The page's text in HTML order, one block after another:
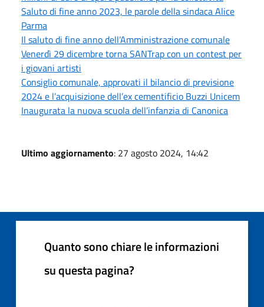
Saluto di fine anno 2023, le parole della sindaca Alice
Parma
Il saluto di fine anno dell’Amministrazione comunale
Venerdì 29 dicembre torna SANTrap con un contest per
i giovani artisti
Consiglio comunale, approvati il bilancio di previsione
2024 e l’acquisizione dell’ex cementificio Buzzi Unicem
Inaugurata la nuova scuola dell’infanzia di Canonica
Ultimo aggiornamento: 27 agosto 2024, 14:42
Quanto sono chiare le informazioni
su questa pagina?